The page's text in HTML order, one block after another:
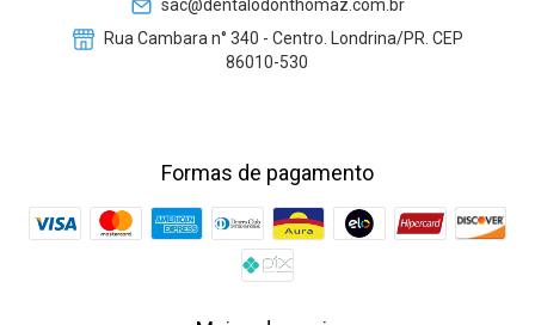
sac@dentalodonthomaz.com.br
Rua Cambara n° 340 - Centro. Londrina/PR. CEP
86010-530
Formas de pagamento